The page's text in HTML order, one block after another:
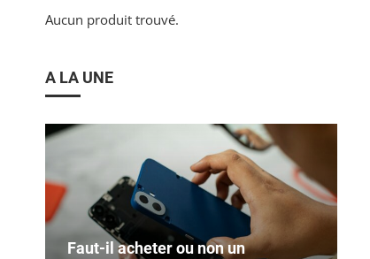
Aucun produit trouvé.
A LA UNE
Faut-il acheter ou non un